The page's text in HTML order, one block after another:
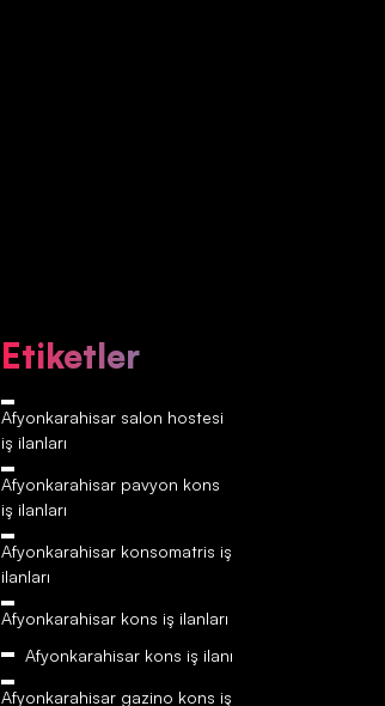
Etiketler
Afyonkarahisar‎‎‎‎ salon hostesi
iş ilanları
Afyonkarahisar‎‎‎‎ pavyon kons
iş ilanları
Afyonkarahisar‎‎‎‎ konsomatris iş
ilanları
Afyonkarahisar‎‎‎‎ kons iş ilanları
Afyonkarahisar‎‎‎‎ kons iş ilanı
Afyonkarahisar‎‎‎‎ gazino kons iş